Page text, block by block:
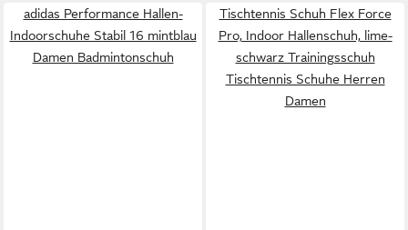
adidas Performance Hallen-
Indoorschuhe Stabil 16 mintblau
Damen Badmintonschuh
Tischtennis Schuh Flex Force
Pro, Indoor Hallenschuh, lime-
schwarz Trainingsschuh
Tischtennis Schuhe Herren
Damen